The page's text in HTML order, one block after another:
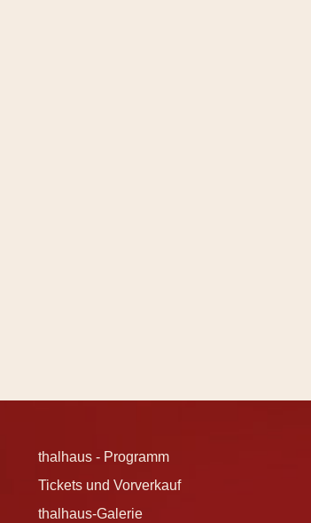
thalhaus - Programm
Tickets und Vorverkauf
thalhaus-Galerie